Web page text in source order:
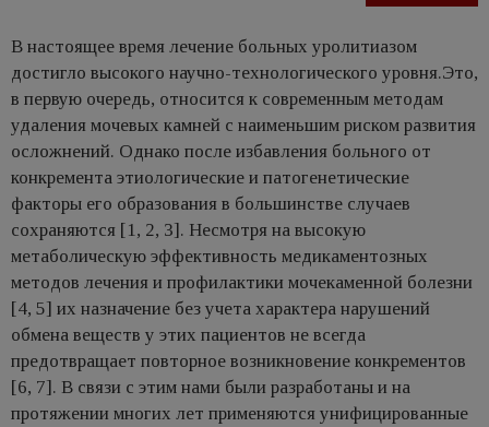
В настоящее время лечение больных уролитиазом
достигло высокого научно-технологического уровня.Это,
в первую очередь, относится к современным методам
удаления мочевых камней с наименьшим риском развития
осложнений. Однако после избавления больного от
конкремента этиологические и патогенетические
факторы его образования в большинстве случаев
сохраняются [1, 2, 3]. Несмотря на высокую
метаболическую эффективность медикаментозных
методов лечения и профилактики мочекаменной болезни
[4, 5] их назначение без учета характера нарушений
обмена веществ у этих пациентов не всегда
предотвращает повторное возникновение конкрементов
[6, 7]. В связи с этим нами были разработаны и на
протяжении многих лет применяются унифицированные